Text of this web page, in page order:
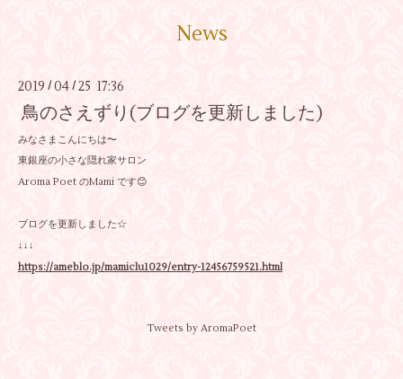
News
2019 /04 / 25 17:36
鳥のさえずり(ブログを更新しました)
みなさまこんにちは〜
東銀座の小さな隠れ家サロン
Aroma Poet のMami です😊
ブログを更新しました☆
↓↓↓
https://ameblo.jp/mamiclu1029/entry-12456759521.html
Tweets by AromaPoet